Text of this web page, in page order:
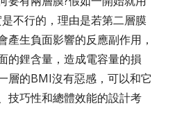
不行的，理由是若第二層膜
產生負面影響的反應副作用，
的鋰含量，造成電容量的損
層的BMI沒有惡感，可以和它
技巧性和總體效能的設計考